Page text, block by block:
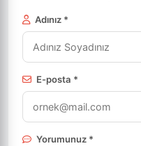
Adınız *
E-posta *
Yorumunuz *